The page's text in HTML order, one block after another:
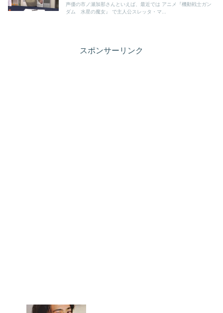
声優の市ノ瀬加那さんといえば、最近では アニメ『機動戦士ガン
ダム 水星の魔女』 で主人公スレッタ・マ...
スポンサーリンク